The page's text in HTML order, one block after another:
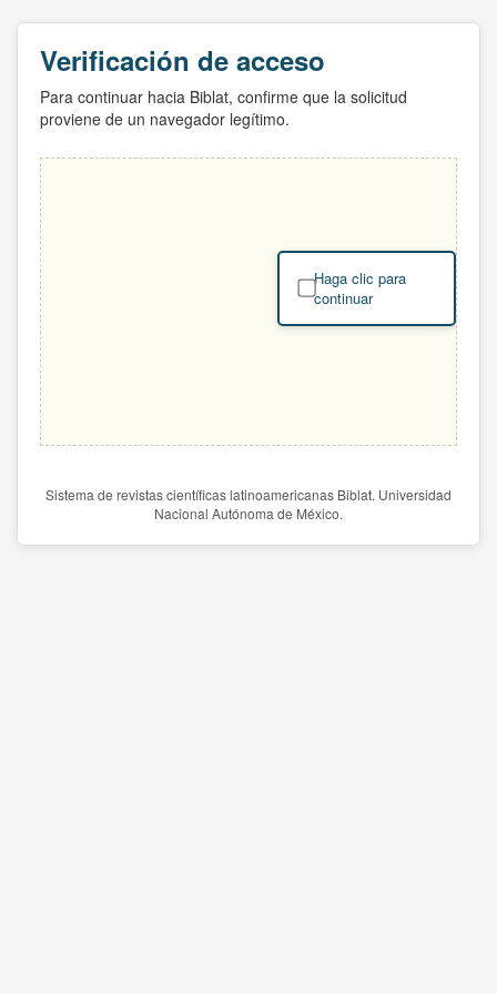
Verificación de acceso
Para continuar hacia Biblat, confirme que la solicitud
proviene de un navegador legítimo.
Haga clic para
continuar
Sistema de revistas científicas latinoamericanas Biblat. Universidad
Nacional Autónoma de México.